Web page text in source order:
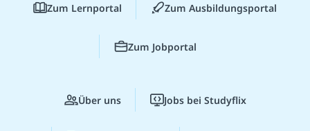
Zum Lernportal Zum Ausbildungsportal
Zum Jobportal
Über uns Jobs bei Studyflix